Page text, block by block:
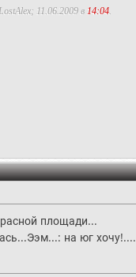
11.06.2009 в 14:04.
площади...
на юг хочу!....